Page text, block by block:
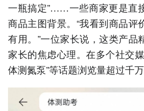
一瓶搞定”……一些商家更是直
商品主图背景。“我看到商品评
有用。”一位家长说，这类产品
家长的焦虑心理。在多个社交
体测氮泵”等话题浏览量超过千万